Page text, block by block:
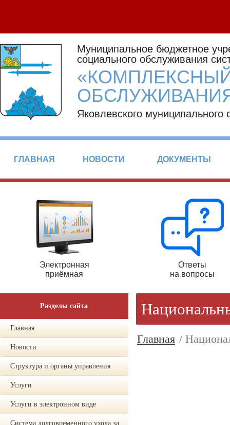
Муниципальное бюджетное
социального обслуживания
Яковлевского муниципального
ГЛАВНАЯ НОВОСТИ ДОКУМЕНТЫ
Электронная
приёмная
Ответы
на вопросы
Разделы сайта
Главная
Новости
Структура и органы управления
Услуги
Услуги в электронном виде
Система долговременного ухода за
Главная /